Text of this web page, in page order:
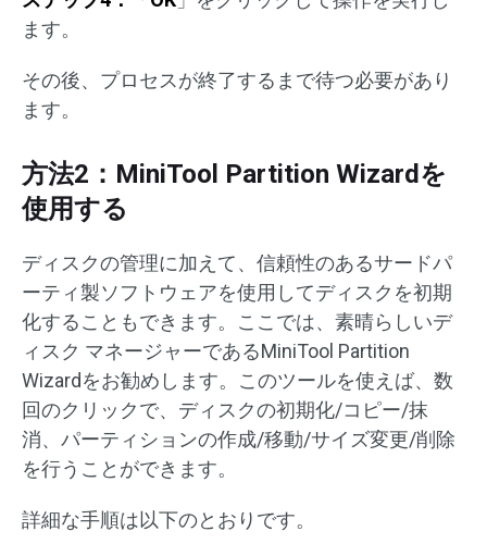
ます。
その後、プロセスが終了するまで待つ必要があり
ます。
方法2：MiniTool Partition Wizardを
使用する
ディスクの管理に加えて、信頼性のあるサードパ
ーティ製ソフトウェアを使用してディスクを初期
化することもできます。ここでは、素晴らしいデ
ィスク マネージャーであるMiniTool Partition
Wizardをお勧めします。このツールを使えば、数
回のクリックで、ディスクの初期化/コピー/抹
消、パーティションの作成/移動/サイズ変更/削除
を行うことができます。
詳細な手順は以下のとおりです。